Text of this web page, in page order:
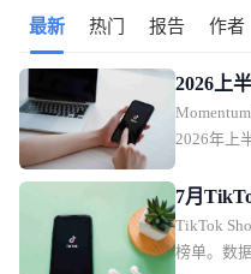
最新 热门 报告 作者
2026上
503亿美
2026年上
有望首次
7月
面霜连
TikTok
榜单。数